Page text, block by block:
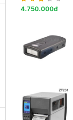
4.750.000đ